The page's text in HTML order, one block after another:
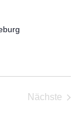
Nächste